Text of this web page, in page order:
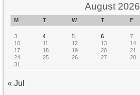
August 2026
M T W T F
3
4 5 6 7
10
11 12 13 14
17
18 19 20 21
24
25 26 27 28
31
« Jul